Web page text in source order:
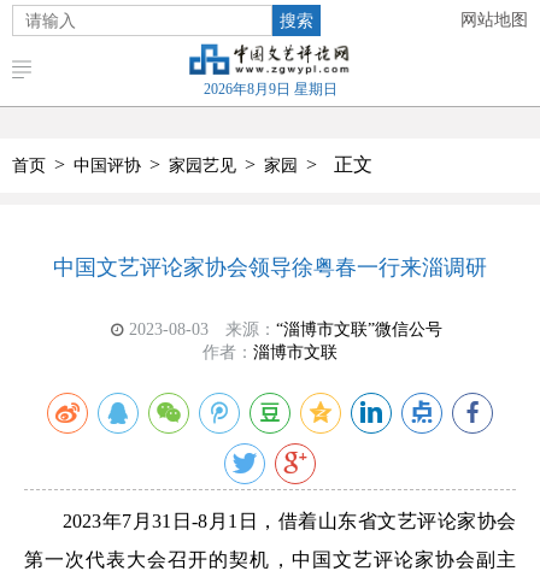
搜索 网站地图
2026年8月9日 星期日
首页 > 中国评协 > 家园艺见 > 家园 > 正文
中国文艺评论家协会领导徐粤春一行来淄调研
2023-08-03 来源： “淄博市文联”微信公号
作者： 淄博市文联
2023年7月31日-8月1日，借着山东省文艺评论家协会
第一次代表大会召开的契机，中国文艺评论家协会副主